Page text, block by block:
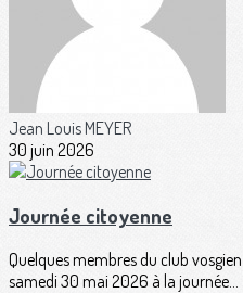
Jean Louis MEYER
30 juin 2026
Journée citoyenne
Quelques membres du club
samedi 30 mai 2026 à la journée...